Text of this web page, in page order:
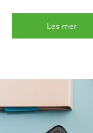
Les mer